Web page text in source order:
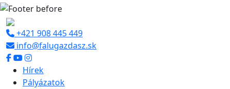
+421 908 445 449
info@falugazdasz.sk
Hírek
Pályázatok